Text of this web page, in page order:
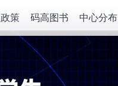
策
升学政策
升学政策
码高图书 中心分布